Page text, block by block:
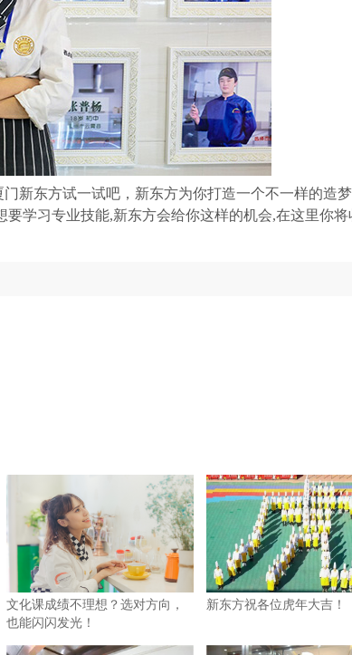
新东方试一试吧，新东方为你打造一个不一样的造
学习专业技能,新东方会给你这样的机会,在这里你将
文化课成绩不理想？选对方向，
也能闪闪发光！
新东方祝各位虎年大吉！